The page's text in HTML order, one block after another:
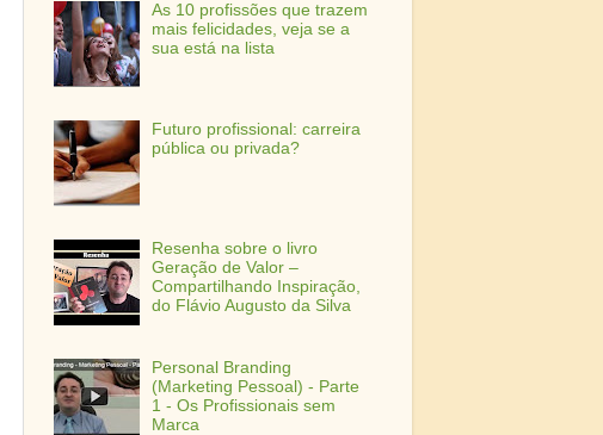
As 10 profissões que trazem
mais felicidades, veja se a
sua está na lista
Futuro profissional: carreira
pública ou privada?
Resenha sobre o livro
Geração de Valor –
Compartilhando Inspiração,
do Flávio Augusto da Silva
Personal Branding
(Marketing Pessoal) - Parte
1 - Os Profissionais sem
Marca